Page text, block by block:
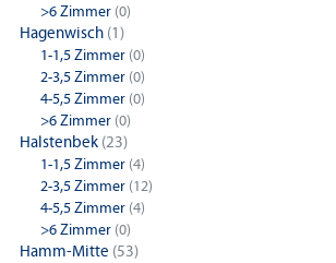
>6 Zimmer (0)
Hagenwisch (1)
1-1,5 Zimmer (0)
2-3,5 Zimmer (0)
4-5,5 Zimmer (0)
>6 Zimmer (0)
Halstenbek (23)
1-1,5 Zimmer (4)
2-3,5 Zimmer (12)
4-5,5 Zimmer (4)
>6 Zimmer (0)
Hamm-Mitte (53)